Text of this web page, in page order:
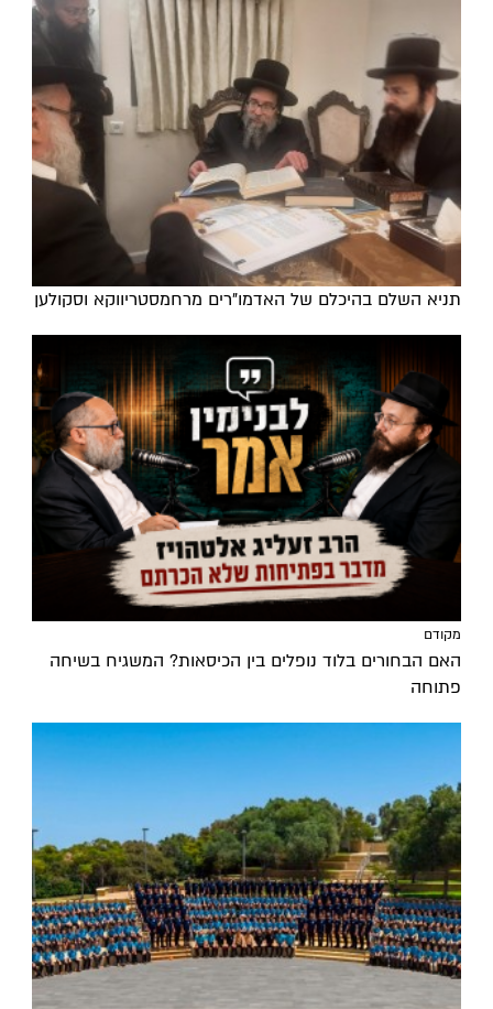
תניא השלם בהיכלם של האדמו"רים מרחמסטריווקא וסקולען
מקודם
האם הבחורים בלוד נופלים בין הכיסאות? המשגיח בשיחה
פתוחה